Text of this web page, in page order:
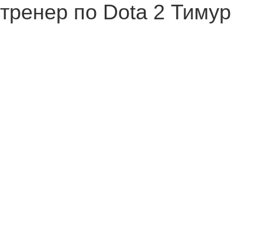
тренер по Dota 2 Тимур